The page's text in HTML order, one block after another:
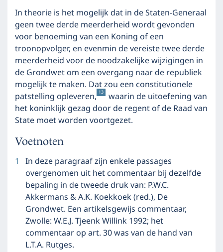
In theorie is het mogelijk dat in de Staten-Generaal
geen twee derde meerderheid wordt gevonden
voor benoeming van een Koning of een
troonopvolger, en evenmin de vereiste twee derde
meerderheid voor de noodzakelijke wijzigingen in
de Grondwet om een overgang naar de republiek
mogelijk te maken. Dat zou een constitutionele
patstelling opleveren, 13
waarin de uitoefening van
het koninklijk gezag door de regent of de Raad van
State moet worden voortgezet.
Voetnoten
1 In deze paragraaf zijn enkele passages
overgenomen uit het commentaar bij dezelfde
bepaling in de tweede druk van: P.W.C.
Akkermans & A.K. Koekkoek (red.), De
Grondwet. Een artikelsgewijs commentaar,
Zwolle: W.E.J. Tjeenk Willink 1992; het
commentaar op art. 30 was van de hand van
L.T.A. Rutges.